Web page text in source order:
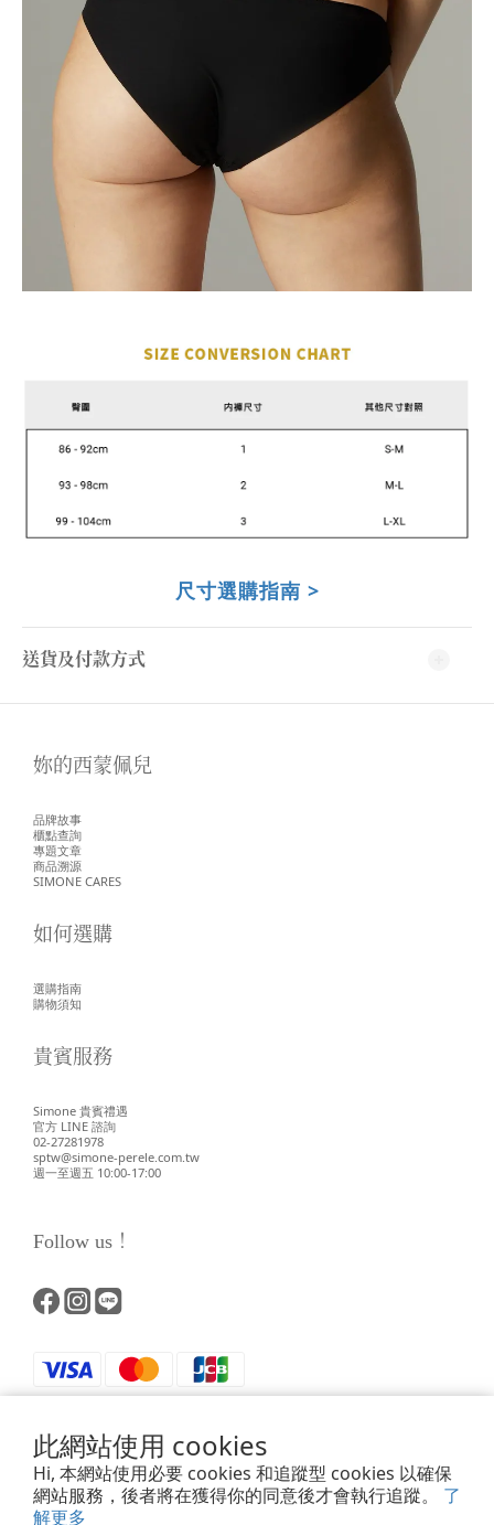
此網站使用 cookies
Hi, 本網站使用必要 cookies 和追蹤型 cookies 以確保
網站服務，後者將在獲得你的同意後才會執行追蹤。 了
解更多
尺寸選購指南 >
送貨及付款方式
妳的西蒙佩兒
品牌故事
櫃點查詢
專題文章
商品溯源
SIMONE CARES
如何選購
選購指南
購物須知
貴賓服務
Simone 貴賓禮遇
官方 LINE 諮詢
02-27281978
sptw@simone-perele.com.tw
週一至週五 10:00-17:00
Follow us！
Powered by SHOPLINE